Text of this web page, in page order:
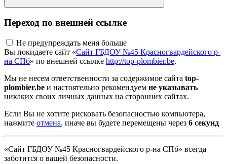
Переход по внешней ссылке
Не предупреждать меня больше
Вы покидаете сайт «Сайт ГБДОУ №45 Красногвардейского р-
на СПб» по внешней ссылке http://top-plombier.be.
Мы не несем ответственности за содержимое сайта top-
plombier.be и настоятельно рекомендуем не указывать
никаких своих личных данных на сторонних сайтах.
Если Вы не хотите рисковать безопасностью компьютера,
нажмите отмена, иначе вы будете перемещены через 5 секунд
«Сайт ГБДОУ №45 Красногвардейского р-на СПб» всегда
заботится о вашей безопасности.